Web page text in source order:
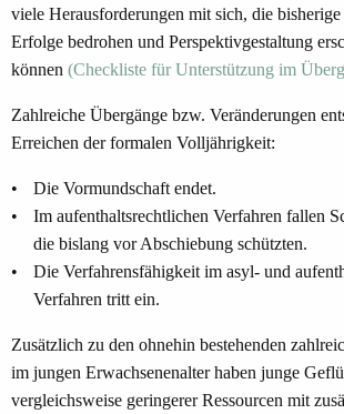
viele Herausforderungen mit sich, die
Erfolge bedrohen und Perspektivgestaltung
können (Checkliste für Unterstützung im
Zahlreiche Übergänge bzw. Veränderungen
Erreichen der formalen Volljährigkeit:
Die Vormundschaft endet.
Im aufenthaltsrechtlichen Verfahren fallen
die bislang vor Abschiebung schützten.
Die Verfahrensfähigkeit im asyl- und
Verfahren tritt ein.
Zusätzlich zu den ohnehin bestehenden
im jungen Erwachsenenalter haben junge
vergleichsweise geringerer Ressourcen mit